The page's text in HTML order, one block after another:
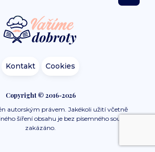
Kontakt Cookies
Copyright © 2016-2026
autorským právem. Jakékoli užití včetně
šíření obsahu je bez písemného souhlasu
zakázáno.